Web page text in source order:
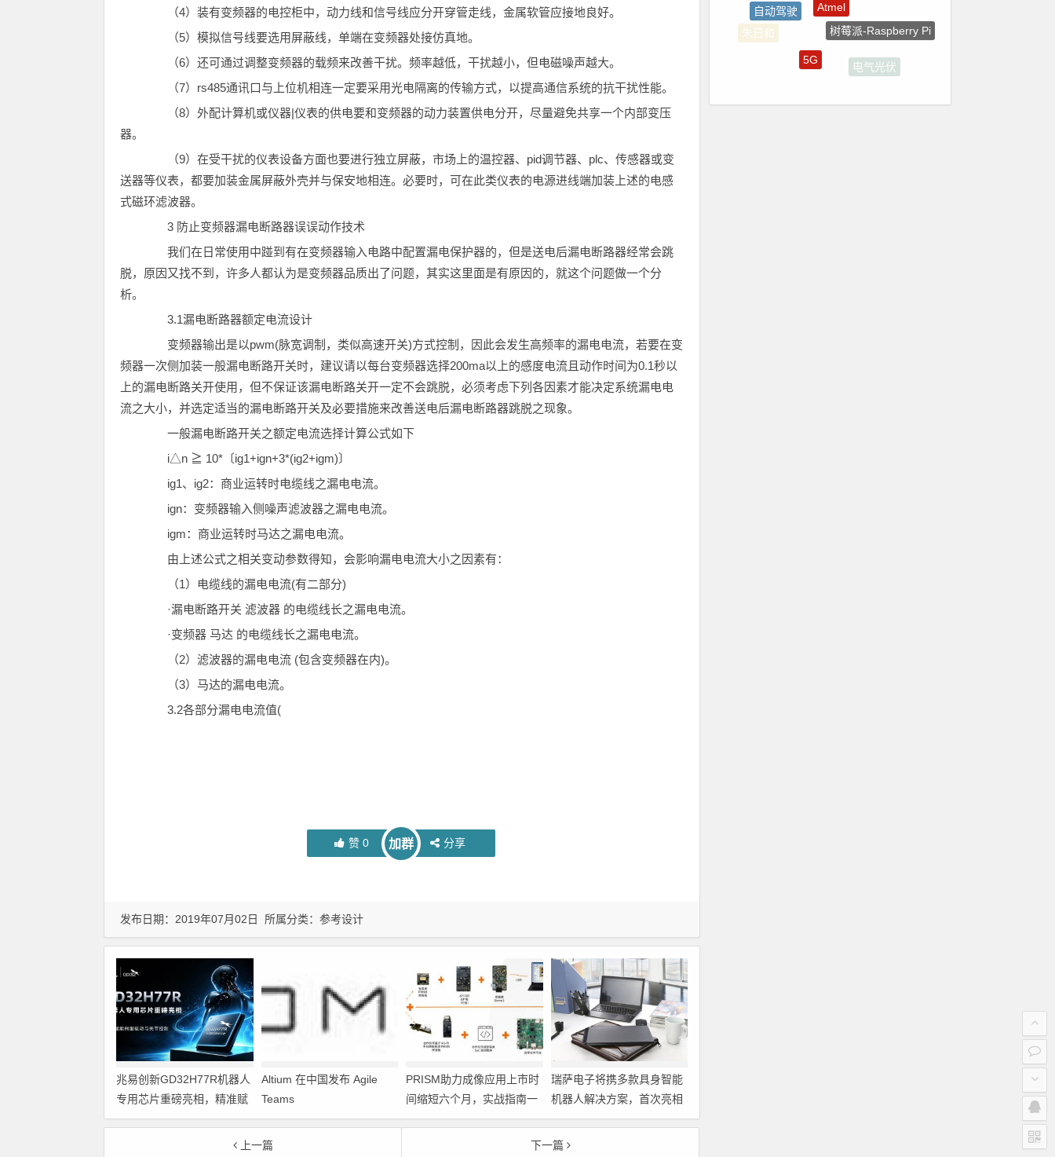
（4）装有变频器的电控柜中，动力线和信号线应分开穿管走线，金属软管应接地良好。
（5）模拟信号线要选用屏蔽线，单端在变频器处接仿真地。
（6）还可通过调整变频器的载频来改善干扰。频率越低，干扰越小，但电磁噪声越大。
（7）rs485通讯口与上位机相连一定要采用光电隔离的传输方式，以提高通信系统的抗干扰性能。
（8）外配计算机或仪器|仪表的供电要和变频器的动力装置供电分开，尽量避免共享一个内部变压
器。
（9）在受干扰的仪表设备方面也要进行独立屏蔽，市场上的温控器、pid调节器、plc、传感器或变
送器等仪表，都要加装金属屏蔽外壳并与保安地相连。必要时，可在此类仪表的电源进线端加装上述的电感
式磁环滤波器。
3 防止变频器漏电断路器误误动作技术
我们在日常使用中踫到有在变频器输入电路中配置漏电保护器的，但是送电后漏电断路器经常会跳
脱，原因又找不到，许多人都认为是变频器品质出了问题，其实这里面是有原因的，就这个问题做一个分
析。
3.1漏电断路器额定电流设计
变频器输出是以pwm(脉宽调制，类似高速开关)方式控制，因此会发生高频率的漏电电流，若要在变
频器一次侧加装一般漏电断路开关时，建议请以每台变频器选择200ma以上的感度电流且动作时间为0.1秒以
上的漏电断路关开使用，但不保证该漏电断路关开一定不会跳脱，必须考虑下列各因素才能决定系统漏电电
流之大小，并选定适当的漏电断路开关及必要措施来改善送电后漏电断路器跳脱之现象。
一般漏电断路开关之额定电流选择计算公式如下
i△n ≧ 10*〔ig1+ign+3*(ig2+igm)〕
ig1、ig2：商业运转时电缆线之漏电电流。
ign：变频器输入侧噪声滤波器之漏电电流。
igm：商业运转时马达之漏电电流。
由上述公式之相关变动参数得知，会影响漏电电流大小之因素有：
（1）电缆线的漏电电流(有二部分)
·漏电断路开关 滤波器 的电缆线长之漏电电流。
·变频器 马达 的电缆线长之漏电电流。
（2）滤波器的漏电电流 (包含变频器在内)。
（3）马达的漏电电流。
3.2各部分漏电电流值(
赞0 加群 分享
发布日期：2019年07月02日 所属分类： 参考设计
兆易创新GD32H77R机器人
专用芯片重磅亮相，精准赋
能伺服驱动与关节控制
Altium 在中国发布 Agile
Teams
PRISM助力成像应用上市时
间缩短六个月，实战指南一
文解读
瑞萨电子将携多款具身智能
机器人解决方案，首次亮相
2026中国具身智能机器人产
业大会
上一篇 下一篇
朱日和
树莓派-Raspberry Pi
电气光伏